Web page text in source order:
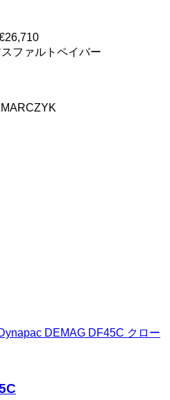
ファルトペイバー
DEMAG DF45C クロー